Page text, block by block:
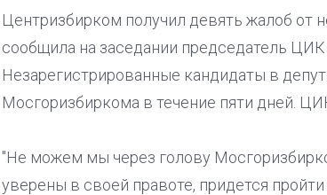
Центризбирком получил девять жалоб от
сообщила на заседании председатель
Незарегистрированные кандидаты в
Мосгоризбиркома в течение пяти дней.
"Не можем мы через голову
уверены в своей правоте, придется